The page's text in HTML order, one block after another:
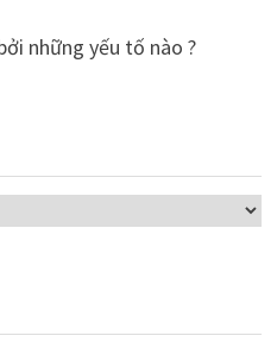
những yếu tố nào ?